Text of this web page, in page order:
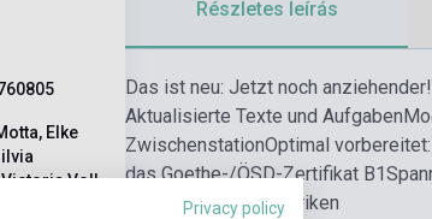
Elke
Victoria Voll
Részletes leírás
Das ist neu: Jetzt noch anziehender!
Aktualisierte Texte und Aufgaben
ZwischenstationOptimal
das Goethe-/ÖSD-Zertifikat B1
wiederkehrende Rubriken
Privacy policy